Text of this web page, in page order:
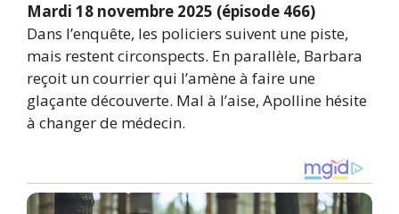
Mardi 18 novembre 2025 (épisode 466)
Dans l’enquête, les policiers suivent une piste,
mais restent circonspects. En parallèle, Barbara
reçoit un courrier qui l’amène à faire une
glaçante découverte. Mal à l’aise, Apolline hésite
à changer de médecin.